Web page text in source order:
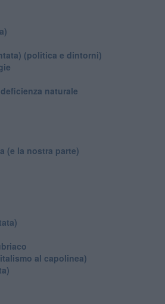
(politica e dintorni)
naturale
(e la nostra parte)
al capolinea)